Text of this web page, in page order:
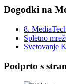
Dogodki na
8.
Spletno
Svetovanje
Podprto s